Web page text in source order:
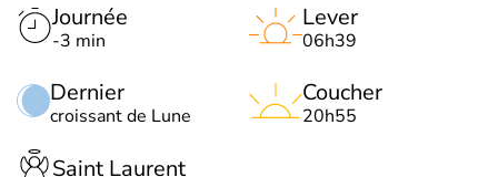
Journée
-3 min
Dernier
croissant de Lune
Lever
06h39
Coucher
20h55
Saint Laurent